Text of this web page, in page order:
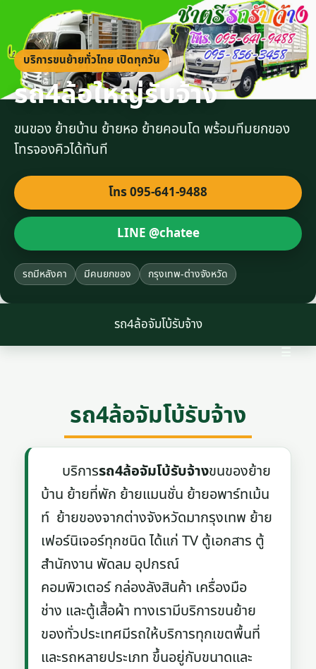
บริการขนย้ายทั่วไทย เปิดทุกวัน
รถ4ล้อใหญ่รับจ้าง
ขนของ ย้ายบ้าน ย้ายหอ ย้ายคอนโด พร้อมทีมยกของ
โทรจองคิวได้ทันที
โทร 095-641-9488
LINE @chatee
รถมีหลังคา มีคนยกของ กรุงเทพ-ต่างจังหวัด
รถ4ล้อจัมโบ้รับจ้าง
☰
รถ4ล้อจัมโบ้รับจ้าง
บริการรถ4ล้อจัมโบ้รับจ้างขนของย้าย
บ้าน ย้ายที่พัก ย้ายแมนชั่น ย้ายอพาร์ทเม้น
ท์ ย้ายของจากต่างจังหวัดมากรุงเทพ ย้าย
เฟอร์นิเจอร์ทุกชนิด ได้แก่ TV ตู้เอกสาร ตู้
สำนักงาน พัดลม อุปกรณ์
คอมพิวเตอร์ กล่องลังสินค้า เครื่องมือ
ช่าง และตู้เสื้อผ้า ทางเรามีบริการขนย้าย
ของทั่วประเทศมีรถให้บริการทุกเขตพื้นที่
และรถหลายประเภท ขึ้นอยู่กับขนาดและ